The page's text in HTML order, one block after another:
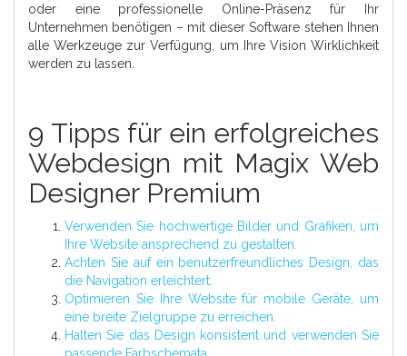
oder eine professionelle Online-Präsenz für Ihr
Unternehmen benötigen – mit dieser Software stehen Ihnen
alle Werkzeuge zur Verfügung, um Ihre Vision Wirklichkeit
werden zu lassen.
9 Tipps für ein erfolgreiches
Webdesign mit Magix Web
Designer Premium
Verwenden Sie hochwertige Bilder und Grafiken, um
Ihre Website ansprechend zu gestalten.
Achten Sie auf ein benutzerfreundliches Design, das
die Navigation erleichtert.
Optimieren Sie Ihre Website für mobile Geräte, um
eine breite Zielgruppe zu erreichen.
Halten Sie das Design konsistent und verwenden Sie